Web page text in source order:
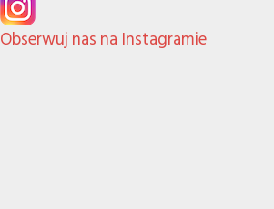
Obserwuj nas na Instagramie